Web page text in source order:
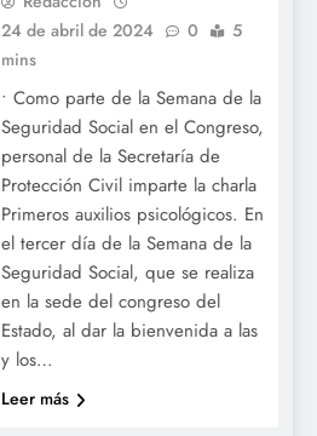
24 de abril de 2024
0
5
mins
• Como parte de la Semana de la
Seguridad Social en el Congreso,
personal de la Secretaría de
Protección Civil imparte la charla
Primeros auxilios psicológicos. En
el tercer día de la Semana de la
Seguridad Social, que se realiza
en la sede del congreso del
Estado, al dar la bienvenida a las
y los…
Leer más